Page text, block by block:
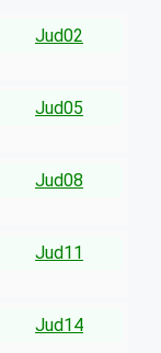
Jud02
Jud05
Jud08
Jud11
Jud14